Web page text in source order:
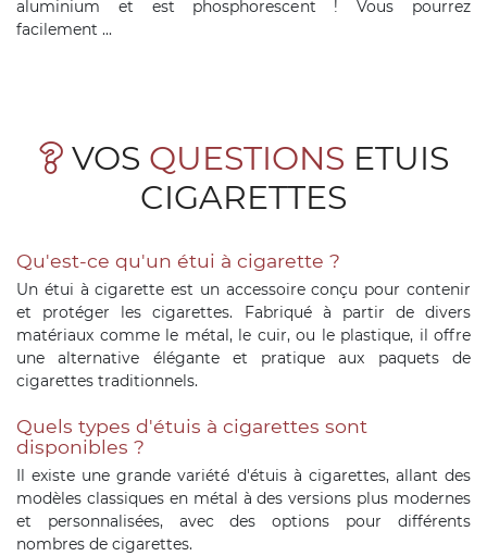
aluminium et est phosphorescent ! Vous pourrez
facilement ...
VOS QUESTIONS ETUIS
CIGARETTES
Qu'est-ce qu'un étui à cigarette ?
Un étui à cigarette est un accessoire conçu pour contenir
et protéger les cigarettes. Fabriqué à partir de divers
matériaux comme le métal, le cuir, ou le plastique, il offre
une alternative élégante et pratique aux paquets de
cigarettes traditionnels.
Quels types d'étuis à cigarettes sont
disponibles ?
Il existe une grande variété d'étuis à cigarettes, allant des
modèles classiques en métal à des versions plus modernes
et personnalisées, avec des options pour différents
nombres de cigarettes.